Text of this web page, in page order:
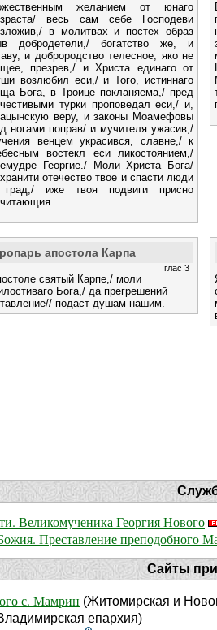
желанием от юнаго
весь сам себе Господеви
в молитвах и постех образ
добродетели,/ богатство же, и
и доброродство телесное, яко не
презрев,/ и Христа единаго от
возлюбил еси,/ и Того, истиннаго
Бога, в Троице покланяема,/ пред
турки проповедал еси,/ и,
веру, и законы Моамефовы
ногами поправ/ и мучителя ужасив,/
венцем украсився, славне,/ к
востекл еси ликостоянием,/
Георгие./ Моли Христа Бога/
отечество твое и спасти люди
иже твоя подвиги присно
апостола Карпа
глас 3
святый Карпе,/ моли
Бога,/ да прегрешений
подаст душам нашим.
Великомученика Георгия Нового
Преставление преподобного
Сайты
с. Мамрин (Житомирская и
епархия)